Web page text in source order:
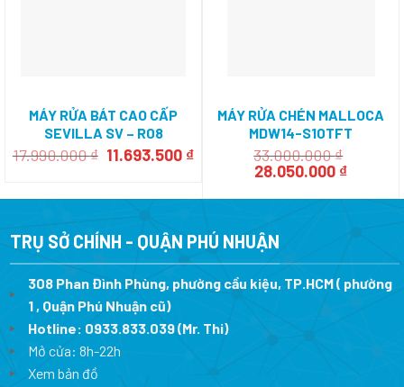
MÁY RỬA BÁT CAO CẤP
SEVILLA SV – R08
17.990.000₫ Giá
17.990.000 ₫.
11.693.500 ₫Giá
là:
MÁY RỬA CHÉN MALLOCA
MDW14-S10TFT
33.000.000₫
Giá
là:
28.050.000 ₫Giá
tại
TRỤ SỞ CHÍNH - QUẬN PHÚ NHUẬN
308 Phan Đình Phùng, phường cầu kiệu, TP.HCM ( phường
1 , Quận Phú Nhuận cũ)
Hotline: 0933.833.039(Mr. Thi)
Mở cửa: 8h-22h
Xem bản đồ